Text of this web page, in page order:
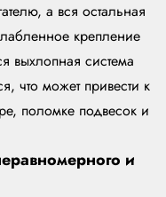
а вся остальная
крепление
выхлопная система
что может привести к
поломке подвесок и
и